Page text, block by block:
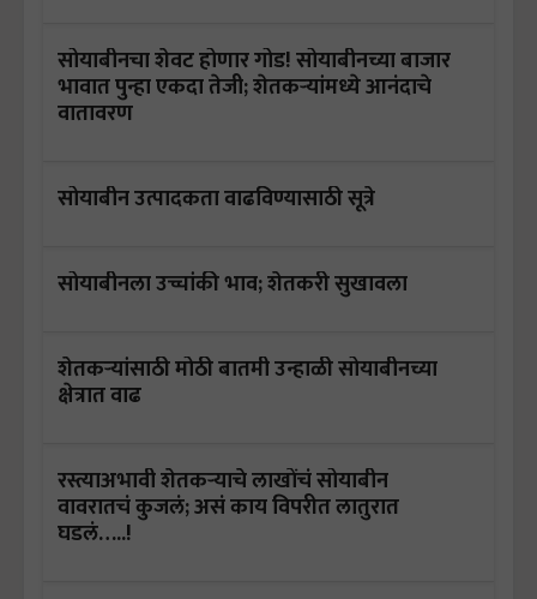
सोयाबीनचा शेवट होणार गोड! सोयाबीनच्या बाजार
भावात पुन्हा एकदा तेजी; शेतकऱ्यांमध्ये आनंदाचे
वातावरण
सोयाबीन उत्पादकता वाढविण्यासाठी सूत्रे
सोयाबीनला उच्चांकी भाव; शेतकरी सुखावला
शेतकऱ्यांसाठी मोठी बातमी उन्हाळी सोयाबीनच्या
क्षेत्रात वाढ
रस्त्याअभावी शेतकऱ्याचे लाखोंचं सोयाबीन
वावरातचं कुजलं; असं काय विपरीत लातुरात
घडलं…..!